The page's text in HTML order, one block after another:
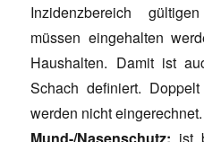
Inzidenzbereich
müssen eingehalten
Haushalten. Damit ist
Schach definiert.
werden nicht eingerechnet.
Mund-/Nasenschutz: ist